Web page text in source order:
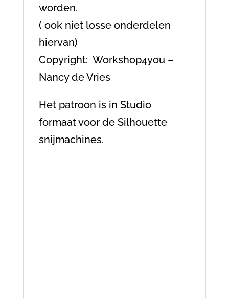
worden.
( ook niet losse onderdelen
hiervan)
Copyright: Workshop4you –
Nancy de Vries
Het patroon is in Studio
formaat voor de Silhouette
snijmachines.